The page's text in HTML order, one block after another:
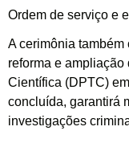
Ordem de serviço e
A cerimônia também
reforma e
Científica (DPTC)
concluída, garantirá
investigações